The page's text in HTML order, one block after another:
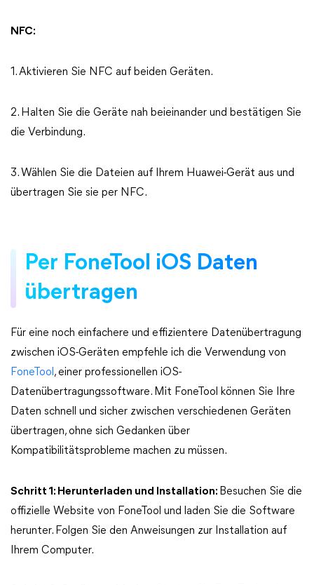
NFC:
1. Aktivieren Sie NFC auf beiden Geräten.
2. Halten Sie die Geräte nah beieinander und bestätigen Sie
die Verbindung.
3. Wählen Sie die Dateien auf Ihrem Huawei-Gerät aus und
übertragen Sie sie per NFC.
Per FoneTool iOS Daten
übertragen
Für eine noch einfachere und effizientere Datenübertragung
zwischen iOS-Geräten empfehle ich die Verwendung von
FoneTool , einer professionellen iOS-
Datenübertragungssoftware. Mit FoneTool können Sie Ihre
Daten schnell und sicher zwischen verschiedenen Geräten
übertragen, ohne sich Gedanken über
Kompatibilitätsprobleme machen zu müssen.
Schritt 1: Herunterladen und Installation: Besuchen Sie die
offizielle Website von FoneTool und laden Sie die Software
herunter. Folgen Sie den Anweisungen zur Installation auf
Ihrem Computer.